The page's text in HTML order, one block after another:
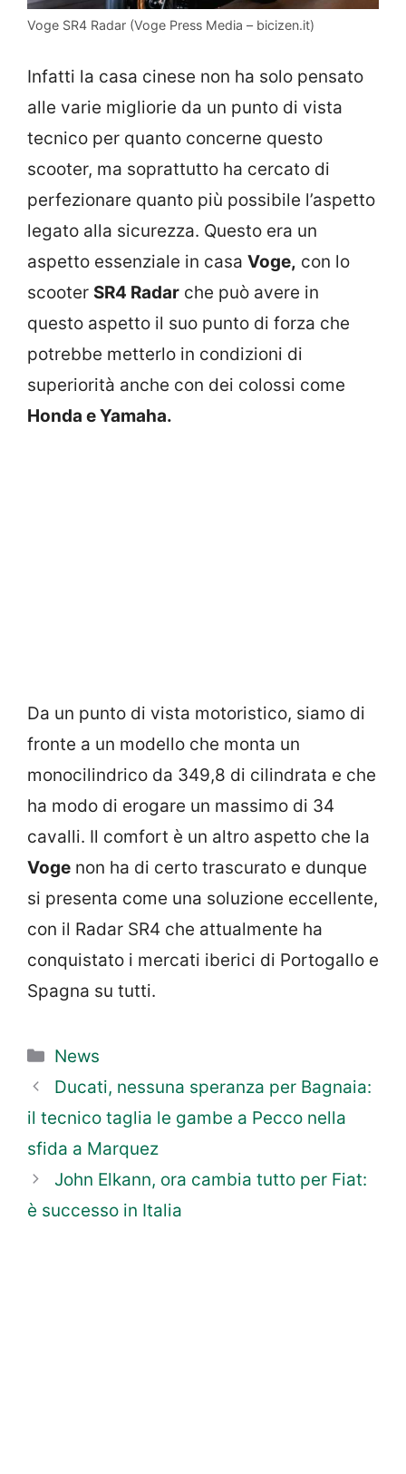
Voge SR4 Radar (Voge Press Media – bicizen.it)
Infatti la casa cinese non ha solo pensato
alle varie migliorie da un punto di vista
tecnico per quanto concerne questo
scooter, ma soprattutto ha cercato di
perfezionare quanto più possibile l’aspetto
legato alla sicurezza. Questo era un
aspetto essenziale in casa Voge, con lo
scooter SR4 Radar che può avere in
questo aspetto il suo punto di forza che
potrebbe metterlo in condizioni di
superiorità anche con dei colossi come
Honda e Yamaha.
Da un punto di vista motoristico, siamo di
fronte a un modello che monta un
monocilindrico da 349,8 di cilindrata e che
ha modo di erogare un massimo di 34
cavalli. Il comfort è un altro aspetto che la
Voge non ha di certo trascurato e dunque
si presenta come una soluzione eccellente,
con il Radar SR4 che attualmente ha
conquistato i mercati iberici di Portogallo e
Spagna su tutti.
Categorie
News
Ducati, nessuna speranza per Bagnaia:
il tecnico taglia le gambe a Pecco nella
sfida a Marquez
John Elkann, ora cambia tutto per Fiat:
è successo in Italia